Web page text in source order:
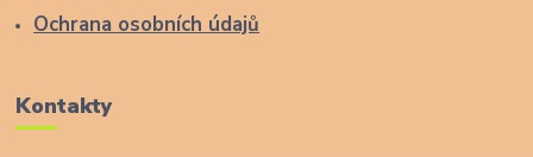
Ochrana osobních údajů
Kontakty